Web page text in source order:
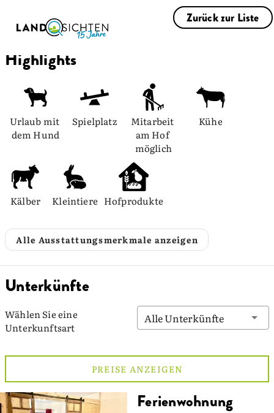
Zurück zur Liste
Highlights
Urlaub mit
dem Hund
Spielplatz
Mitarbeit
am Hof
möglich
Kühe
Kälber Kleintiere Hofprodukte
Alle Ausstattungsmerkmale anzeigen
Unterkünfte
Wählen Sie eine
Unterkunftsart
Alle Unterkünfte
PREISE ANZEIGEN
Ferienwohnung